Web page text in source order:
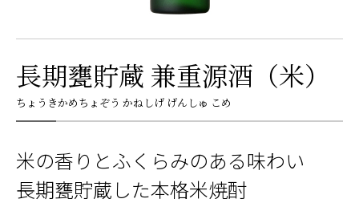
長期甕貯蔵 兼重源酒（米）
ちょうきかめちょぞう かねしげ げんしゅ こめ
米の香りとふくらみのある味わい
長期甕貯蔵した本格米焼酎